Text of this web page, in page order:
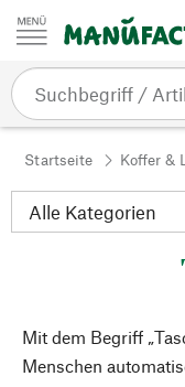
Zum Inhalt springen
Startseite Koffer &
Mit dem Begriff
Menschen